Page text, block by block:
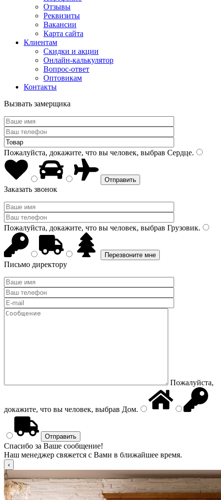
Отзывы
Реквизиты
Вакансии
Карта сайта
Клиентам
Скидки и акции
Онлайн-калькулятор
Вопрос-ответ
Оптовикам
Контакты
Вызвать замерщика
Пожалуйста, докажите, что вы человек, выбрав Сердце.
Заказать звонок
Пожалуйста, докажите, что вы человек, выбрав Грузовик.
Письмо директору
Пожалуйста,
докажите, что вы человек, выбрав Дом.
Спасибо за Ваше сообщение!
Наш менеджер свяжется с Вами в ближайшее время.